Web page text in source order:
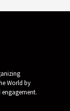
World by